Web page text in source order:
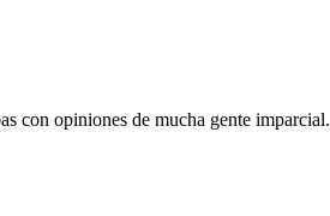
con opiniones de mucha gente imparcial.